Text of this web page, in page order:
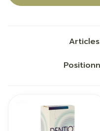
Articles
Trier par: